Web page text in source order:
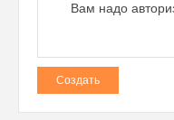
Вам надо
Создать